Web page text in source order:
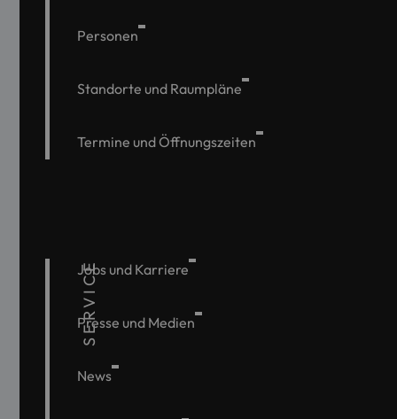
Personen
Standorte und Raumpläne
Termine und Öffnungszeiten
SERVICE
Jobs und Karriere
Presse und Medien
News